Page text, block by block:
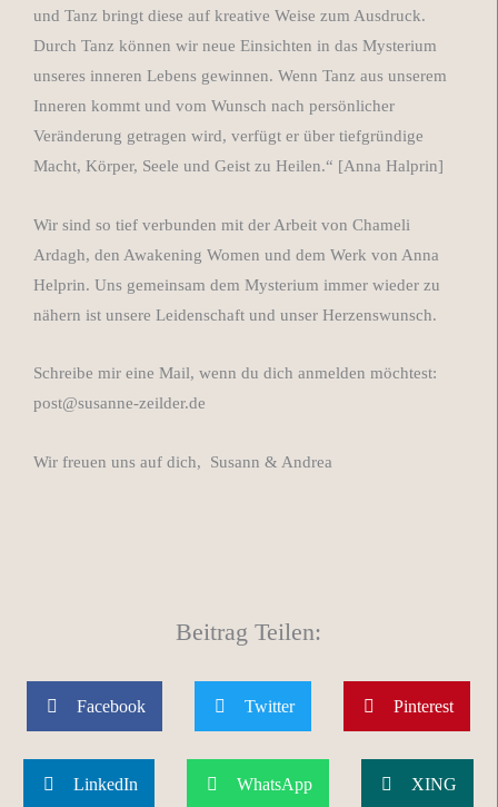
und Tanz bringt diese auf kreative Weise zum Ausdruck.
Durch Tanz können wir neue Einsichten in das Mysterium
unseres inneren Lebens gewinnen. Wenn Tanz aus unserem
Inneren kommt und vom Wunsch nach persönlicher
Veränderung getragen wird, verfügt er über tiefgründige
Macht, Körper, Seele und Geist zu Heilen.“ [Anna Halprin]
Wir sind so tief verbunden mit der Arbeit von Chameli
Ardagh, den Awakening Women und dem Werk von Anna
Helprin. Uns gemeinsam dem Mysterium immer wieder zu
nähern ist unsere Leidenschaft und unser Herzenswunsch.
Schreibe mir eine Mail, wenn du dich anmelden möchtest:
post@susanne-zeilder.de
Wir freuen uns auf dich, Susann & Andrea
Beitrag Teilen:
Facebook Twitter Pinterest
LinkedIn WhatsApp XING